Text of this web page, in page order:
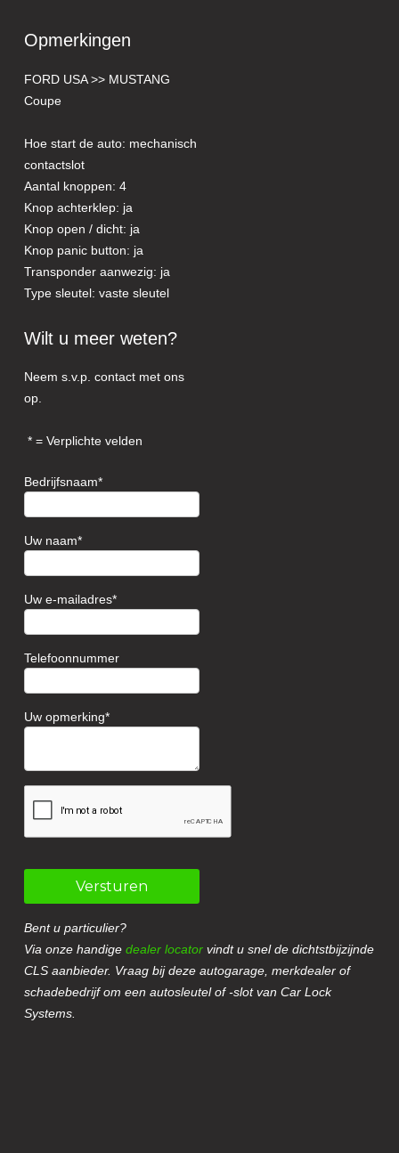
Opmerkingen
FORD USA >> MUSTANG
Coupe
Hoe start de auto: mechanisch
contactslot
Aantal knoppen: 4
Knop achterklep: ja
Knop open / dicht: ja
Knop panic button: ja
Transponder aanwezig: ja
Type sleutel: vaste sleutel
Wilt u meer weten?
Neem s.v.p. contact met ons
op.
= Verplichte velden
Bedrijfsnaam
Uw naam
Uw e-mailadres
Telefoonnummer
Uw opmerking
Versturen
Bent u particulier?
Via onze handigedealer locator vindt u snel de dichtstbijzijnde
CLS aanbieder. Vraag bij deze autogarage, merkdealer of
schadebedrijf om een autosleutel of -slot van Car Lock
Systems.